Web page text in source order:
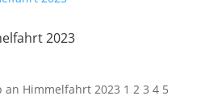
2023
an Himmelfahrt 2023 1 2 3 4 5